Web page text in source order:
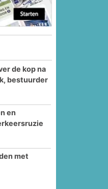
de kop na
bestuurder
en
met